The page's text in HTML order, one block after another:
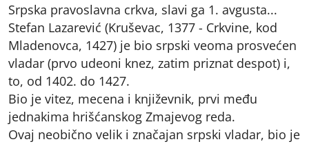
Srpska pravoslavna crkva, slavi ga 1. avgusta...
Stefan Lazarević (Kruševac, 1377 - Crkvine, kod
Mladenovca, 1427) je bio srpski veoma prosvećen
vladar (prvo udeoni knez, zatim priznat despot) i,
to, od 1402. do 1427.
Bio je vitez, mecena i književnik, prvi među
jednakima hrišćanskog Zmajevog reda.
Ovaj neobično velik i značajan srpski vladar, bio je